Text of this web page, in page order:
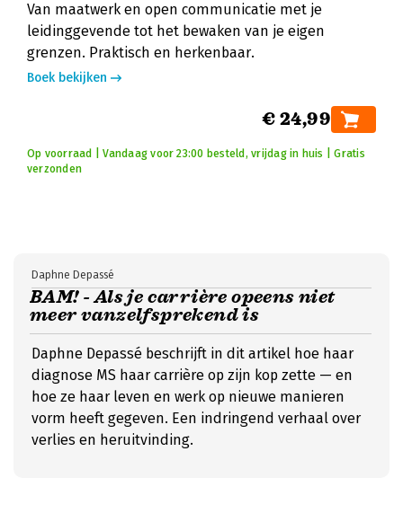
Van maatwerk en open communicatie met je
leidinggevende tot het bewaken van je eigen
grenzen. Praktisch en herkenbaar.
Boek bekijken
€ 24,99
Op voorraad | Vandaag voor 23:00 besteld, vrijdag in huis | Gratis
verzonden
BAM! - Als je carrière opeens niet
meer vanzelfsprekend is
Daphne Depassé
Daphne Depassé beschrijft in dit artikel hoe haar
diagnose MS haar carrière op zijn kop zette — en
hoe ze haar leven en werk op nieuwe manieren
vorm heeft gegeven. Een indringend verhaal over
verlies en heruitvinding.